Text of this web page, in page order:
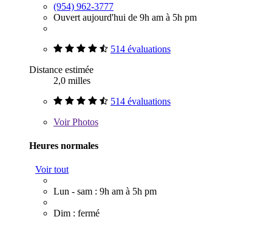
(954) 962-3777
Ouvert aujourd'hui de 9h am à 5h pm
514 évaluations
Distance estimée
2,0 milles
514 évaluations
VoirPhotos
Heures normales
Voir tout
Lun - sam : 9h am à 5h pm
Dim : fermé